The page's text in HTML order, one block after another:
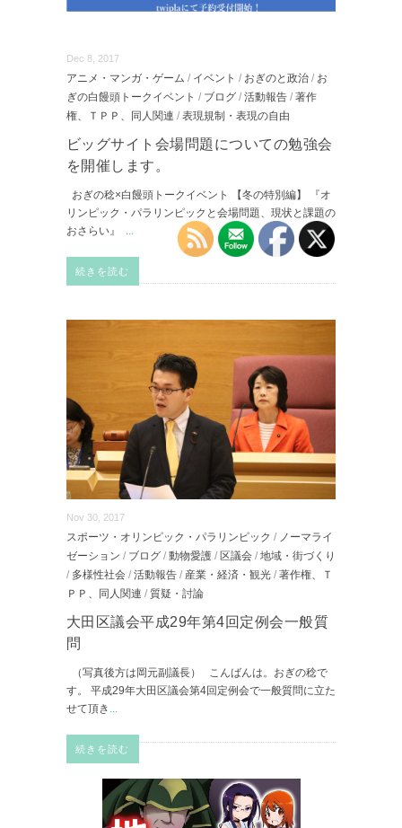
Dec 8, 2017
アニメ・マンガ・ゲーム / イベント / おぎのと政治 / お
ぎの白饅頭トークイベント / ブログ / 活動報告 / 著作
権、ＴＰＰ、同人関連 / 表現規制・表現の自由
ビッグサイト会場問題についての勉強会
を開催します。
おぎの稔×白饅頭トークイベント 【冬の特別編】 『オ
リンピック・パラリンピックと会場問題、現状と課題の
おさらい』
続きを読む
Nov 30, 2017
スポーツ・オリンピック・パラリンピック /
ノーマライ
ゼーション / ブログ / 動物愛護 / 区議会 / 地域・街づくり
/ 多様性社会 / 活動報告 / 産業・経済・観光 / 著作権、Ｔ
ＰＰ、同人関連 / 質疑・討論
大田区議会平成29年第4回定例会一般質
問
（写真後方は岡元副議長） こんばんは。おぎの稔で
す。 平成29年大田区議会第4回定例会で一般質問に立た
せて頂き
続きを読む